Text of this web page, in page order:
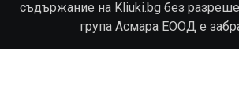
съдържание на Kliuki.bg без
група Асмара ЕООД е